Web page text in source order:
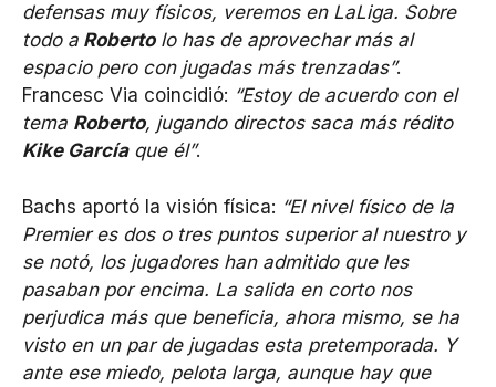
defensas muy físicos, veremos en LaLiga. Sobre
todo a Robertolo has de aprovechar más al
espacio pero con jugadas más trenzadas”.
Francesc Via coincidió: “Estoy de acuerdo con el
tema Roberto, jugando directos saca más rédito
Kike Garcíaque él”.
Bachs aportó la visión física: “El nivel físico de la
Premier es dos o tres puntos superior al nuestro y
se notó, los jugadores han admitido que les
pasaban por encima. La salida en corto nos
perjudica más que beneficia, ahora mismo, se ha
visto en un par de jugadas esta pretemporada. Y
ante ese miedo, pelota larga, aunque hay que